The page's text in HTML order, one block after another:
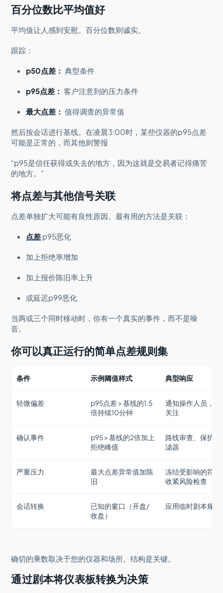
百分位数比平均值好
平均值让人感到安慰。百分位数则诚实。
跟踪：
p50点差： 典型条件
p95点差： 客户注意到的压力条件
最大点差： 值得调查的异常值
然后按会话进行基线。在凌晨3:00时，某些仪器的p95点差
可能是正常的，而其他则警报
“p95是信任获得或失去的地方，因为这就是交易者记得痛苦
的地方。”
将点差与其他信号关联
点差单独扩大可能有良性原因。最有用的方法是关联：
点差 p95恶化
加上拒绝率增加
加上报价陈旧率上升
或延迟p99恶化
当两或三个同时移动时，你有一个真实的事件，而不是噪
音。
你可以真正运行的简单点差规则集
条件 示例阈值样式 典型响应
轻微偏差
p95点差 > 基线的1.5
倍持续10分钟
通知操作人员，密
关注
确认事件
p95 > 基线的2倍加上
拒绝峰值
路线审查、保护性
滤器
严重压力
最大点差异常值加陈
旧
冻结受影响的符号
收紧风险检查
会话转换
已知的窗口（开盘/
收盘）
应用临时剧本规则
确切的乘数取决于您的仪器和场所。结构是关键。
通过剧本将仪表板转换为决策